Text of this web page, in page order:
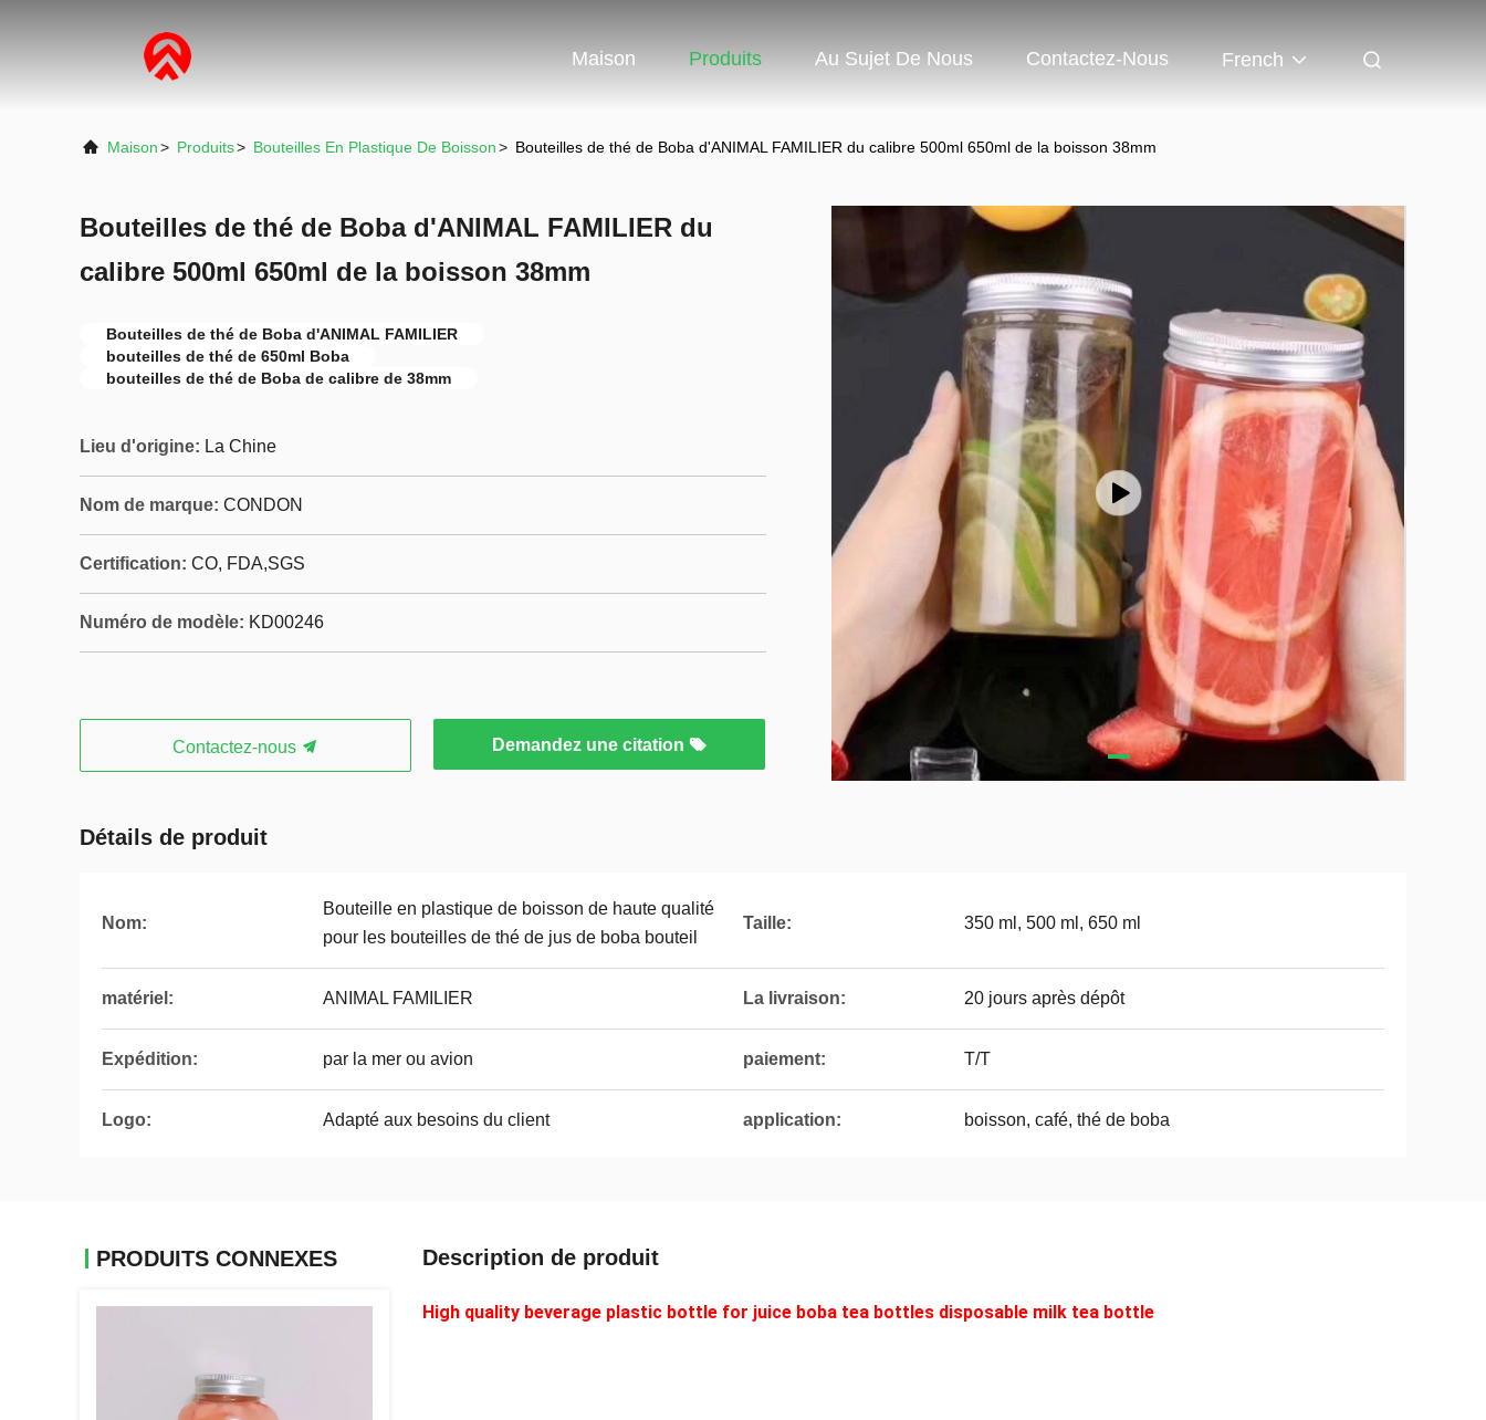
Maison Produits Au Sujet De Nous Contactez-Nous French
Maison> Produits> Bouteilles En Plastique De Boisson> Bouteilles de thé de Boba d'ANIMAL FAMILIER du calibre 500ml 650ml de la boisson 38mm
Bouteilles de thé de Boba d'ANIMAL FAMILIER du
calibre 500ml 650ml de la boisson 38mm
Bouteilles de thé de Boba d'ANIMAL FAMILIER
bouteilles de thé de 650ml Boba
bouteilles de thé de Boba de calibre de 38mm
Lieu d'origine: La Chine
Nom de marque: CONDON
Certification: CO, FDA,SGS
Numéro de modèle: KD00246
Contactez-nous Demandez une citation
Détails de produit
Nom:
Bouteille en plastique de boisson de haute qualité
pour les bouteilles de thé de jus de boba bouteil
Taille: 350 ml, 500 ml, 650 ml
matériel: ANIMAL FAMILIER La livraison: 20 jours après dépôt
Expédition: par la mer ou avion paiement: T/T
Logo: Adapté aux besoins du client application: boisson, café, thé de boba
PRODUITS CONNEXES Description de produit
High quality beverage plastic bottle for juice boba tea bottles disposable milk tea bottle